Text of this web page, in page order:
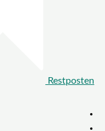
Restposten